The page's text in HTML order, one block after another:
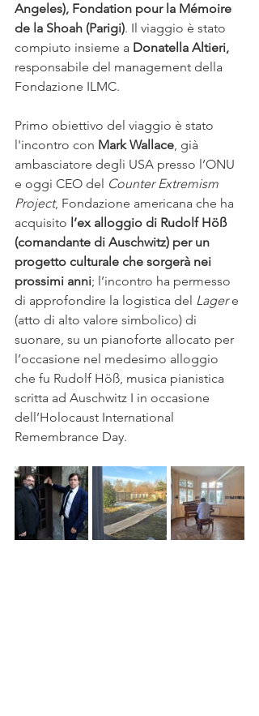
Angeles), Fondation pour la Mémoire
de la Shoah (Parigi). Il viaggio è stato
compiuto insieme a Donatella Altieri,
responsabile del management della
Fondazione ILMC.
Primo obiettivo del viaggio è stato
l'incontro con Mark Wallace, già
ambasciatore degli USA presso l’ONU
e oggi CEO del Counter Extremism
Project, Fondazione americana che ha
acquisito l’ex alloggio di Rudolf Höß
(comandante di Auschwitz) per un
progetto culturale che sorgerà nei
prossimi anni; l’incontro ha permesso
di approfondire la logistica del Lager e
(atto di alto valore simbolico) di
suonare, su un pianoforte allocato per
l’occasione nel medesimo alloggio
che fu Rudolf Höß, musica pianistica
scritta ad Auschwitz I in occasione
dell’Holocaust International
Remembrance Day.